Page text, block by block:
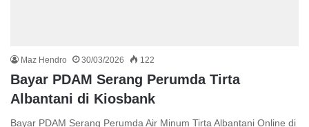
Maz Hendro 30/03/2026 122
Bayar PDAM Serang Perumda Tirta
Albantani di Kiosbank
Bayar PDAM Serang Perumda Air Minum Tirta Albantani Online di